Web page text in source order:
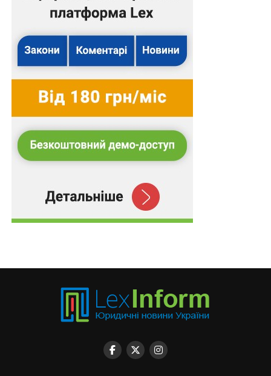
Нагадаємо,Воєнний стан. Всі нормативні
матеріали, алгоритми дій, роз’яснення, корисні
ресурси
Схожі статті:
Обмеження розміру пенсії звільненим
узуфрукта передаються у власність…
ПОВ'ЯЗАНІ ТЕМИ: FEATURED LEX
насильство, заходи щодо примирення не
В роботу рад внутрішньо переміщених осіб
включаться благодійні організації